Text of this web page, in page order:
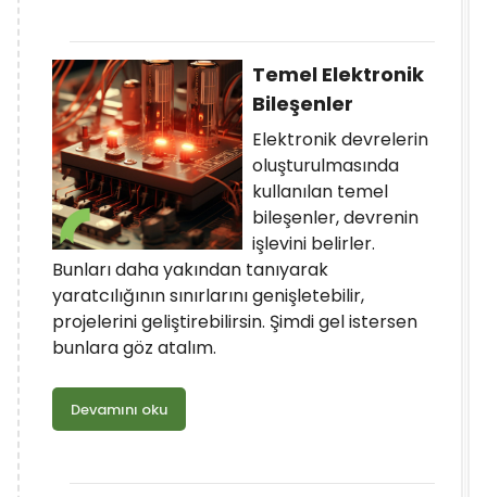
Temel Elektronik
Bileşenler
Elektronik devrelerin
oluşturulmasında
kullanılan temel
bileşenler, devrenin
işlevini belirler.
Bunları daha yakından tanıyarak
yaratcılığının sınırlarını genişletebilir,
projelerini geliştirebilirsin. Şimdi gel istersen
bunlara göz atalım.
Devamını oku